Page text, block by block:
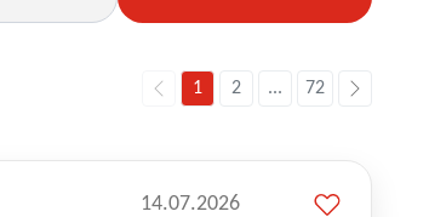
1 2 ... 72
14.07.2026